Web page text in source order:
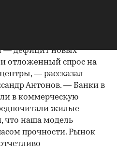
— дефицит новых
отложенный спрос на
— рассказал
Антонов. — Банки в
в коммерческую
жилые
что наша модель
прочности. Рынок